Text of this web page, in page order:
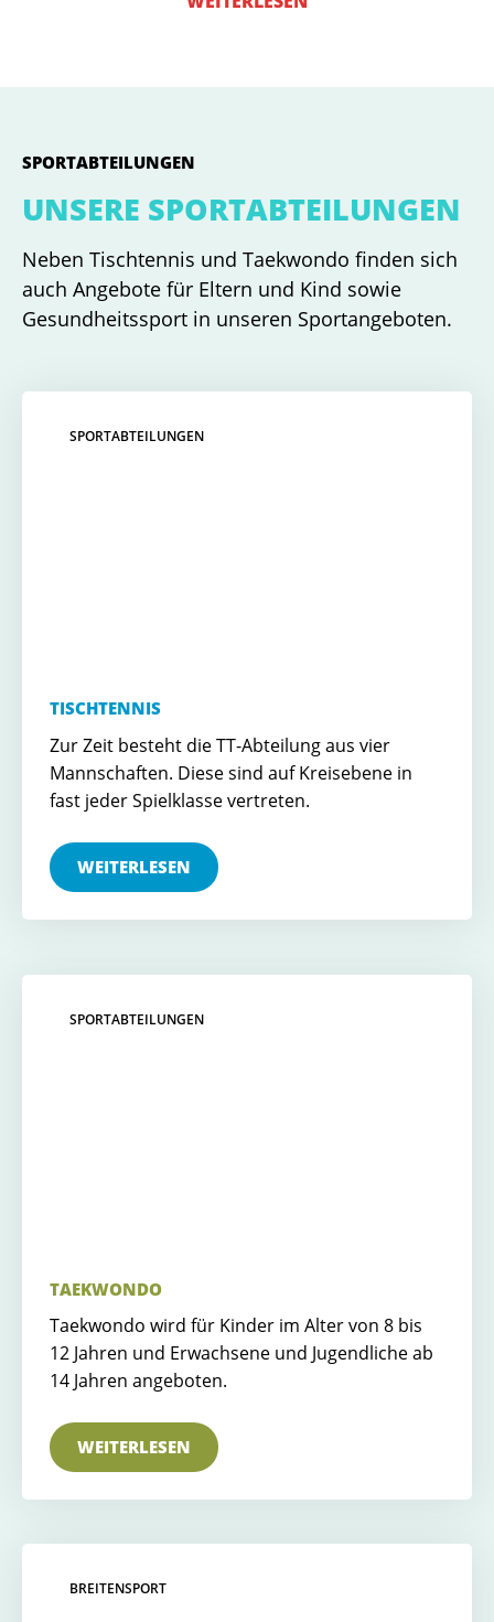
SPORTABTEILUNGEN
UNSERE SPORTABTEILUNGEN
Neben Tischtennis und Taekwondo finden sich
auch Angebote für Eltern und Kind sowie
Gesundheitssport in unseren Sportangeboten.
SPORTABTEILUNGEN
TISCHTENNIS
Zur Zeit besteht die TT-Abteilung aus vier
Mannschaften. Diese sind auf Kreisebene in
fast jeder Spielklasse vertreten.
WEITERLESEN
SPORTABTEILUNGEN
TAEKWONDO
Taekwondo wird für Kinder im Alter von 8 bis
12 Jahren und Erwachsene und Jugendliche ab
14 Jahren angeboten.
WEITERLESEN
BREITENSPORT